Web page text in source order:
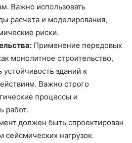
Важно использовать
расчета и моделирования,
риски.
Применение передовых
монолитное строительство,
устойчивость зданий к
Важно строго
процессы и
работ.
должен быть спроектирован
сейсмических нагрузок.